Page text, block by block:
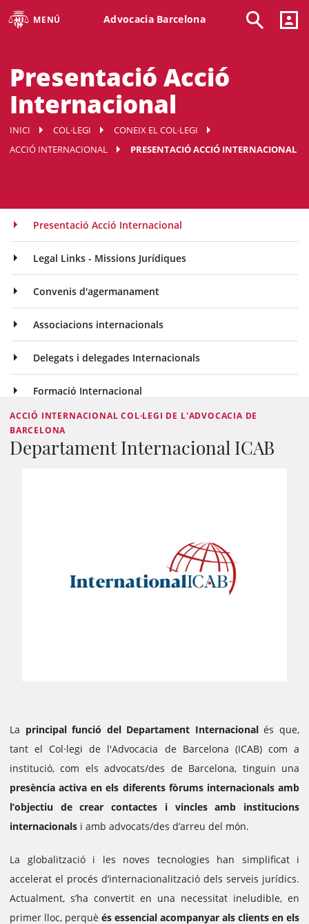
MENÚ Advocacia Barcelona
Presentació Acció
Internacional
INICI COL·LEGI
CONEIX EL COL·LEGI
ACCIÓ INTERNACIONAL
PRESENTACIÓ ACCIÓ INTERNACIONAL
Presentació Acció Internacional
Legal Links - Missions Jurídiques
Convenis d'agermanament
Associacions internacionals
Delegats i delegades Internacionals
Formació Internacional
ACCIÓ INTERNACIONAL COL·LEGI DE L'ADVOCACIA DE
BARCELONA
Departament Internacional ICAB
La principal funció del Departament Internacionalés que,
tant el Col·legi de l'Advocacia de Barcelona (ICAB) com a
institució, com els advocats/des de Barcelona, tinguin una
presència activa en els diferents fòrums internacionals amb
l’objectiu de crear contactes i vincles amb institucions
internacionals i amb advocats/des d’arreu del món.
La globalització i les noves tecnologies han simplificat i
accelerat el procés d’internacionalització dels serveis jurídics.
Actualment, s’ha convertit en una necessitat ineludible, en
primer lloc, perquè és essencial acompanyar als clients en els